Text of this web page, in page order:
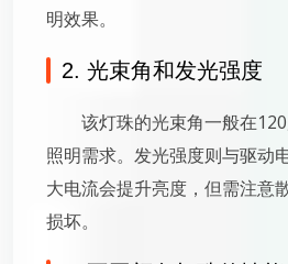
明效果。
2. 光束角和发光强度
该灯珠的光束角一般在
照明需求。发光强度则与驱动
大电流会提升亮度，但需注意
损坏。